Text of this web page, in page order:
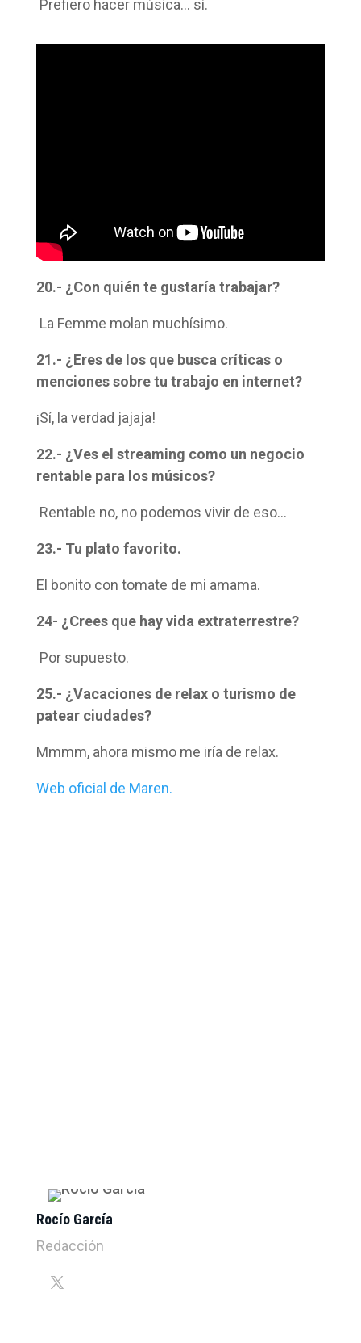
Prefiero hacer música… sí.
20.- ¿Con quién te gustaría trabajar?
La Femme molan muchísimo.
21.- ¿Eres de los que busca críticas o
menciones sobre tu trabajo en internet?
¡Sí, la verdad jajaja!
22.- ¿Ves el streaming como un negocio
rentable para los músicos?
Rentable no, no podemos vivir de eso…
23.- Tu plato favorito.
El bonito con tomate de mi amama.
24- ¿Crees que hay vida extraterrestre?
Por supuesto.
25.- ¿Vacaciones de relax o turismo de
patear ciudades?
Mmmm, ahora mismo me iría de relax.
Web oficial de Maren.
Rocío García
Redacción